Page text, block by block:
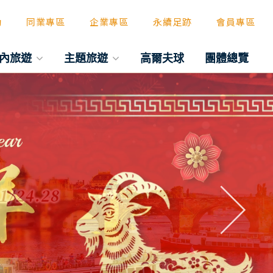
同業專區 企業專區 永續足跡 會員專區
旅遊 主題旅遊 高爾夫球 團體總覽
往後